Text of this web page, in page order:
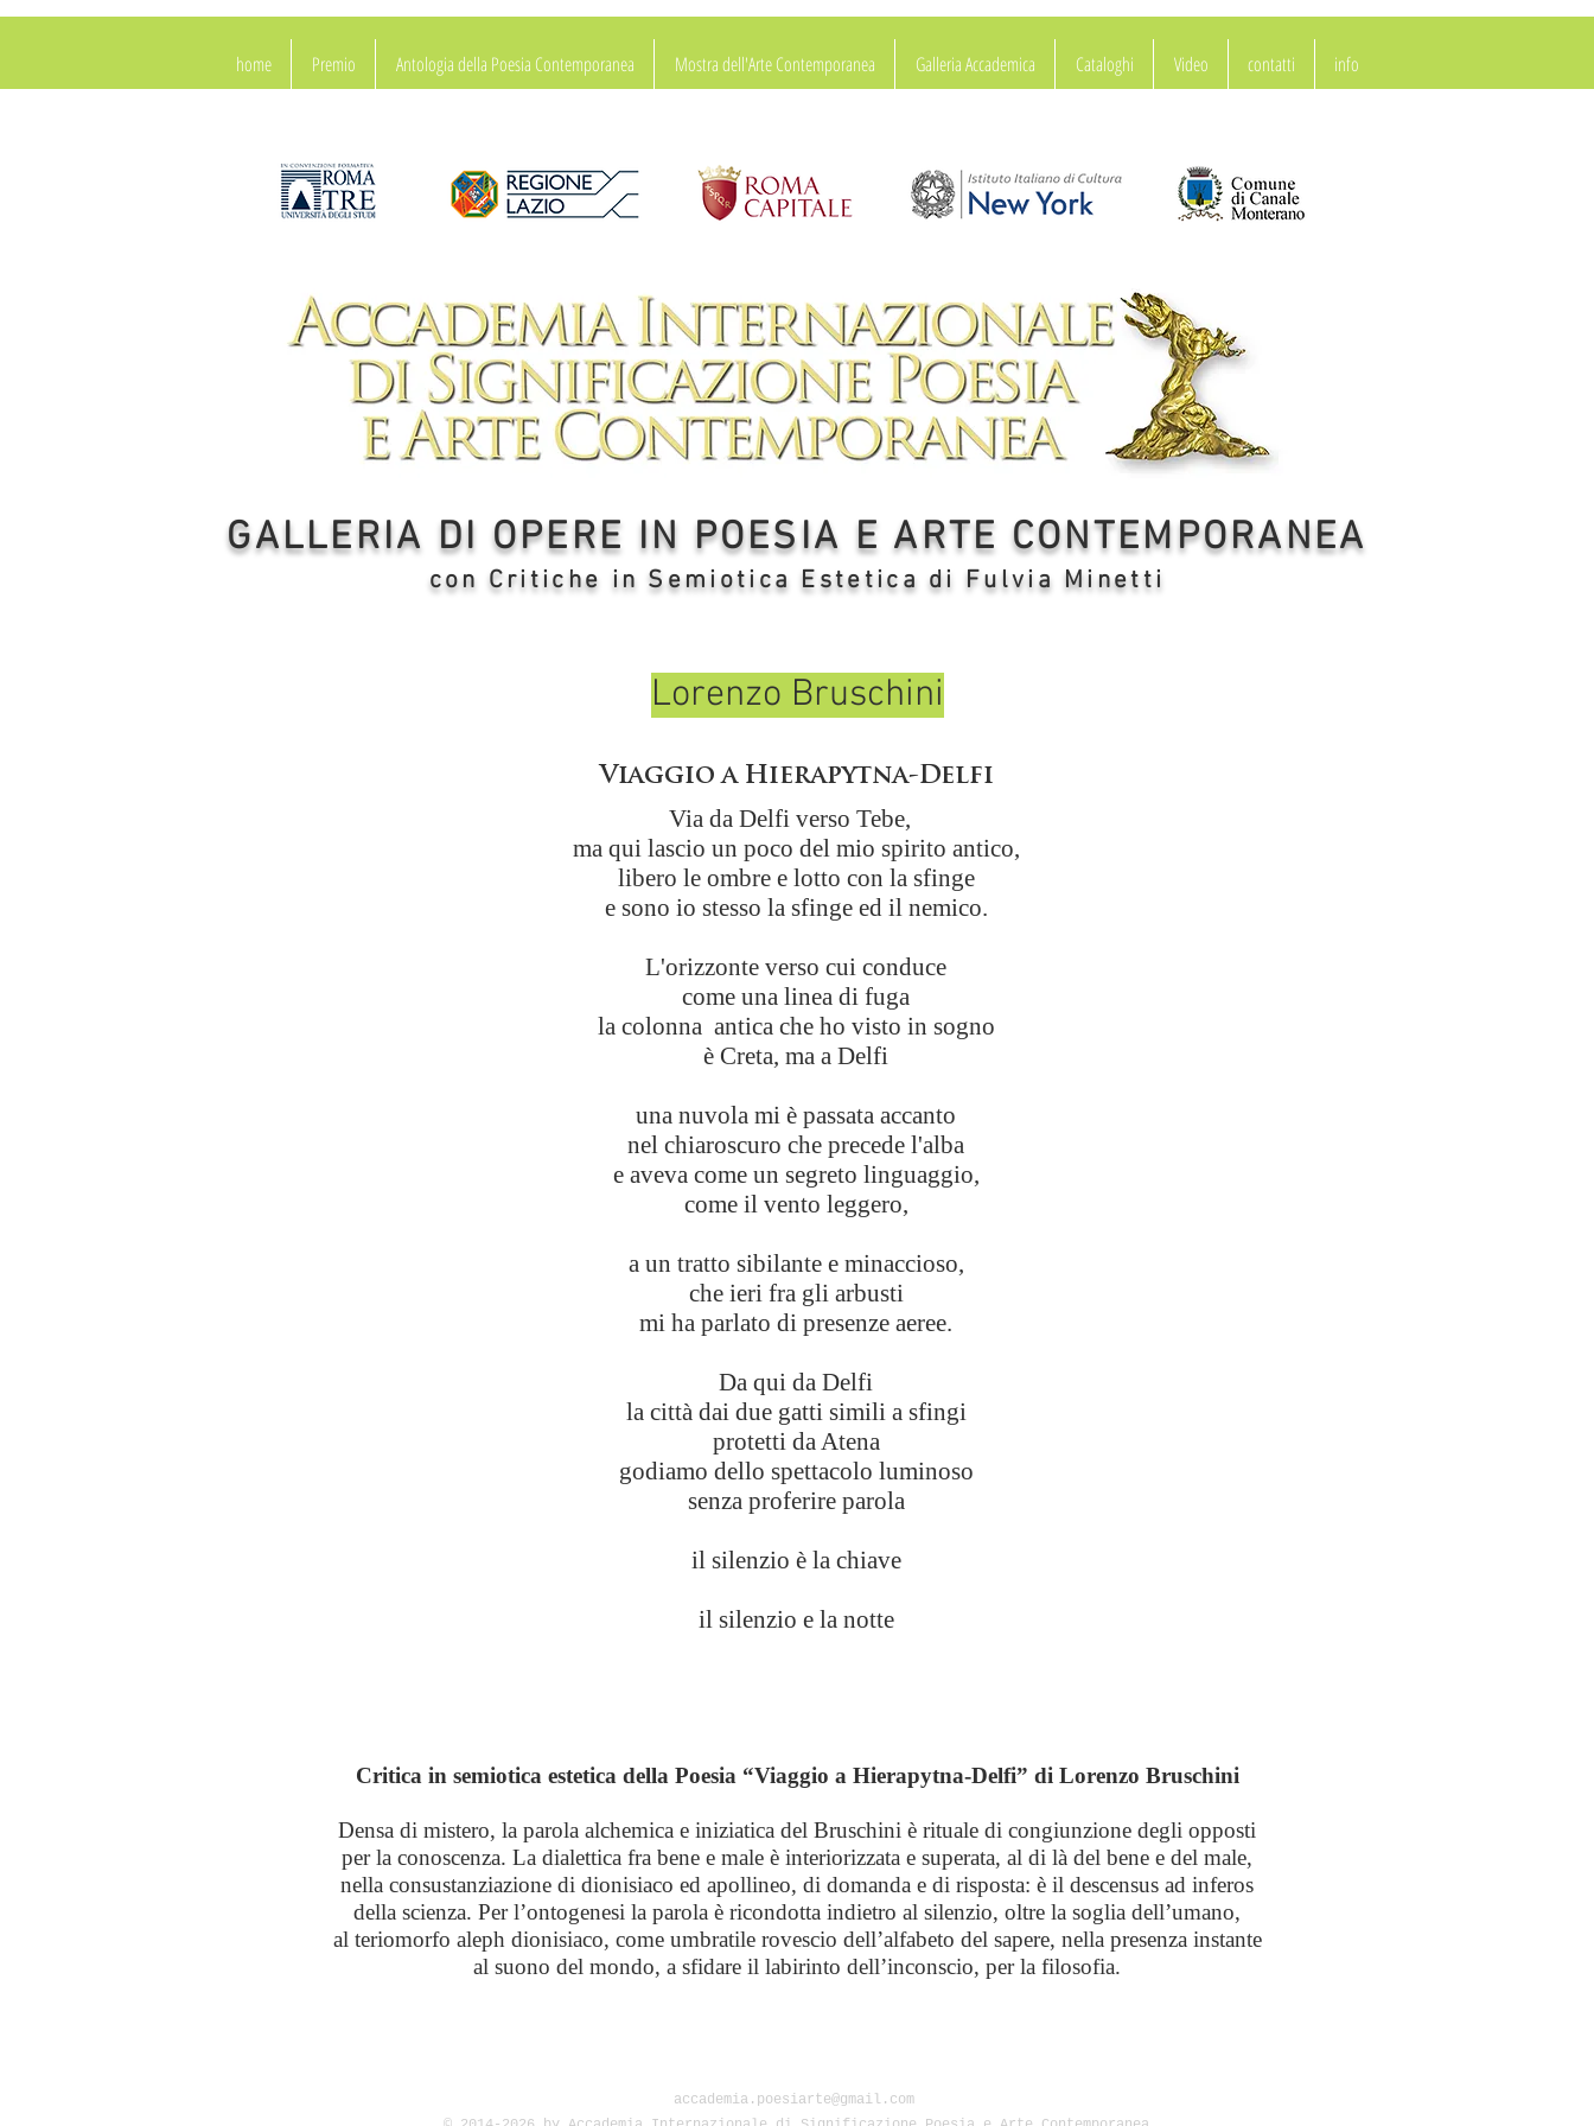
GALLERIA DI OPERE IN POESIA E ARTE CONTEMPORANEA
con Critiche in Semiotica Estetica di Fulvia Minetti
home Premio Antologia della Poesia Contemporanea Mostra dell'Arte Contemporanea Galleria Accademica Cataloghi Video contatti info
Lorenzo Bruschini
Viaggio a Hierapytna-Delfi
Via da Delfi verso Tebe,
ma qui lascio un poco del mio spirito antico,
libero le ombre e lotto con la sfinge
e sono io stesso la sfinge ed il nemico.
L'orizzonte verso cui conduce
come una linea di fuga
la colonna antica che ho visto in sogno
è Creta, ma a Delfi
una nuvola mi è passata accanto
nel chiaroscuro che precede l'alba
e aveva come un segreto linguaggio,
come il vento leggero,
a un tratto sibilante e minaccioso,
che ieri fra gli arbusti
mi ha parlato di presenze aeree.
Da qui da Delfi
la città dai due gatti simili a sfingi
protetti da Atena
godiamo dello spettacolo luminoso
senza proferire parola
il silenzio è la chiave
il silenzio e la notte
Critica in semiotica estetica della Poesia “Viaggio a Hierapytna-Delfi” di Lorenzo Bruschini
Densa di mistero, la parola alchemica e iniziatica del Bruschini è rituale di congiunzione degli opposti
per la conoscenza. La dialettica fra bene e male è interiorizzata e superata, al di là del bene e del male,
nella consustanziazione di dionisiaco ed apollineo, di domanda e di risposta: è il descensus ad inferos
della scienza. Per l’ontogenesi la parola è ricondotta indietro al silenzio, oltre la soglia dell’umano,
al teriomorfo aleph dionisiaco, come umbratile rovescio dell’alfabeto del sapere, nella presenza instante
al suono del mondo, a sfidare il labirinto dell’inconscio, per la filosofia.
accademia.poesiarte@gmail.com